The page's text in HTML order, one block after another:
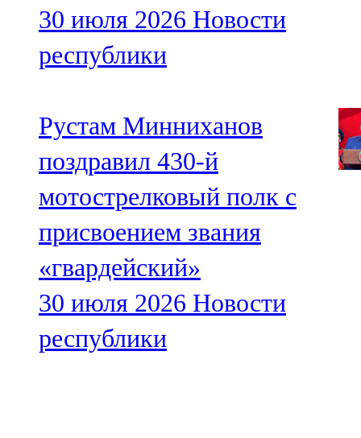
30 июля 2026 Новости
республики
Рустам Минниханов
поздравил 430-й
мотострелковый полк с
присвоением звания
«гвардейский»
30 июля 2026 Новости
республики